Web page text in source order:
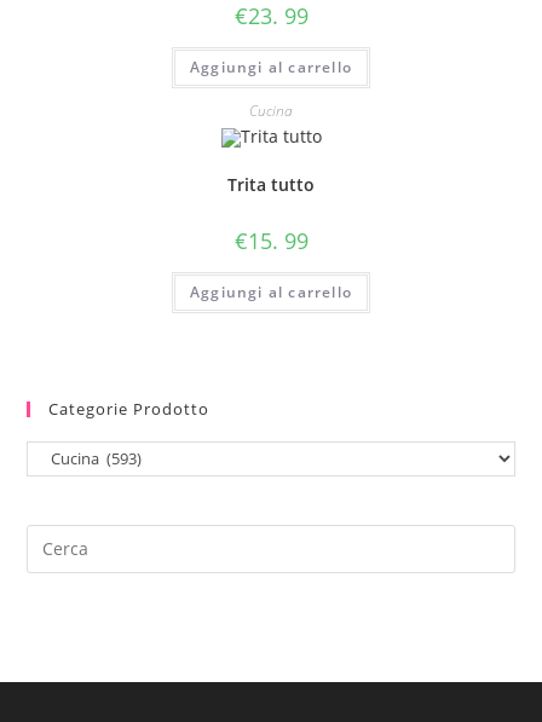
€23. 99
Aggiungi al carrello
Cucina
Trita tutto
€15. 99
Aggiungi al carrello
Categorie Prodotto